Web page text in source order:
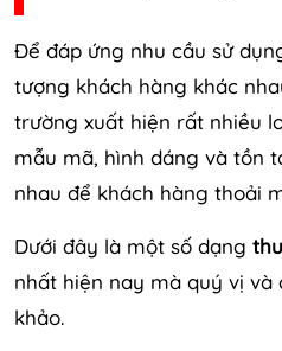
Để đáp ứng nhu cầu sử
tượng khách hàng khác
trường xuất hiện rất nhiều
mẫu mã, hình dáng và tồn
nhau để khách hàng thoải
Dưới đây là một số dạng
nhất hiện nay mà quý vị và
khảo.